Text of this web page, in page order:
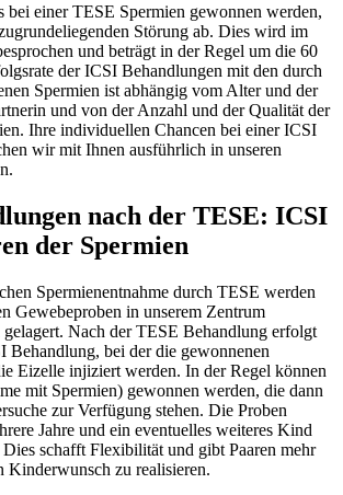
bei einer TESE Spermien gewonnen werden,
Störung ab. Dies wird im
und beträgt in der Regel um die 60
der ICSI Behandlungen mit den durch
Spermien ist abhängig vom Alter und der
und von der Anzahl und der Qualität der
Ihre individuellen Chancen bei einer ICSI
wir mit Ihnen ausführlich in unseren
nach der TESE: ICSI
der Spermien
Spermienentnahme durch TESE werden
Gewebeproben in unserem Zentrum
Nach der TESE Behandlung erfolgt
Behandlung, bei der die gewonnenen
Eizelle injiziert werden. In der Regel können
mit Spermien) gewonnen werden, die dann
zur Verfügung stehen. Die Proben
Jahre und ein eventuelles weiteres Kind
schafft Flexibilität und gibt Paaren mehr
Kinderwunsch zu realisieren.